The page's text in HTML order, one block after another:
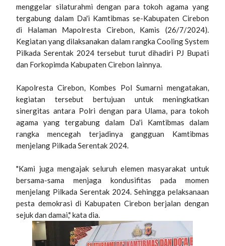
menggelar silaturahmi dengan para tokoh agama yang
tergabung dalam Da'i Kamtibmas se-Kabupaten Cirebon
di Halaman Mapolresta Cirebon, Kamis (26/7/2024).
Kegiatan yang dilaksanakan dalam rangka Cooling System
Pilkada Serentak 2024 tersebut turut dihadiri PJ Bupati
dan Forkopimda Kabupaten Cirebon lainnya.
Kapolresta Cirebon, Kombes Pol Sumarni mengatakan,
kegiatan tersebut bertujuan untuk meningkatkan
sinergitas antara Polri dengan para Ulama, para tokoh
agama yang tergabung dalam Da'i Kamtibmas dalam
rangka mencegah terjadinya gangguan Kamtibmas
menjelang Pilkada Serentak 2024.
"Kami juga mengajak seluruh elemen masyarakat untuk
bersama-sama menjaga kondusifitas pada momen
menjelang Pilkada Serentak 2024. Sehingga pelaksanaan
pesta demokrasi di Kabupaten Cirebon berjalan dengan
sejuk dan damai," kata dia.